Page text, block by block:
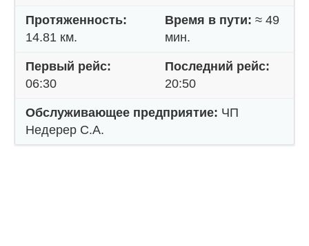
Протяженность:
14.81 км.
Время в пути: ≈ 49
мин.
Первый рейс:
06:30
Последний рейс:
20:50
Обслуживающее предприятие: ЧП
Недерер С.А.